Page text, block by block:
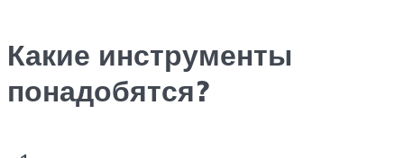
Какие инструменты
понадобятся?